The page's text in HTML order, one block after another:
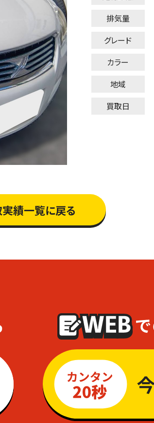
排気量
グレード
カラー
地域
買取日
績一覧に戻る